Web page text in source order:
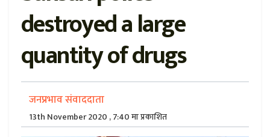
destroyed a large
quantity of drugs
जनप्रभाव संवाददाता
13th November 2020 , 7:40 मा प्रकाशित